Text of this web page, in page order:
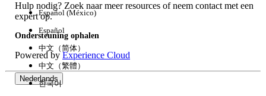
Alles wissen Gereed
Hulp nodig? Zoek naar meer resources of neem contact met een
expert op.
Ondersteuning ophalen
Powered byExperience Cloud
Nederlands
Español (México)
Español
中文（简体）
中文（繁體）
한국어